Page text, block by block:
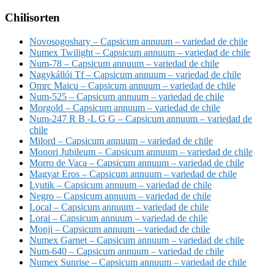
Chilisorten
Novosogoshary – Capsicum annuum – variedad de chile
Numex Twilight – Capsicum annuum – variedad de chile
Num-78 – Capsicum annuum – variedad de chile
Nagykállói Tf – Capsicum annuum – variedad de chile
Omrc Maicu – Capsicum annuum – variedad de chile
Num-525 – Capsicum annuum – variedad de chile
Morgold – Capsicum annuum – variedad de chile
Num-247 R B -L G G – Capsicum annuum – variedad de
chile
Milord – Capsicum annuum – variedad de chile
Monori Jubileum – Capsicum annuum – variedad de chile
Morro de Vaca – Capsicum annuum – variedad de chile
Magyar Eros – Capsicum annuum – variedad de chile
Lyutik – Capsicum annuum – variedad de chile
Negro – Capsicum annuum – variedad de chile
Local – Capsicum annuum – variedad de chile
Lorai – Capsicum annuum – variedad de chile
Monji – Capsicum annuum – variedad de chile
Numex Garnet – Capsicum annuum – variedad de chile
Num-640 – Capsicum annuum – variedad de chile
Numex Sunrise – Capsicum annuum – variedad de chile